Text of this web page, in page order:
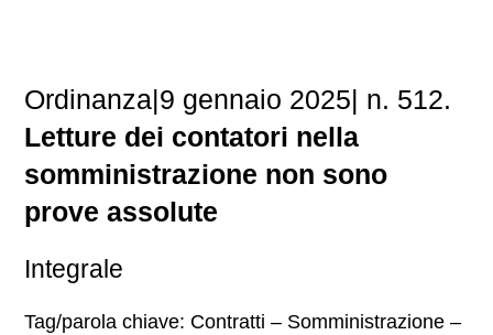
Ordinanza|9 gennaio 2025| n. 512.
Letture dei contatori nella
somministrazione non sono
prove assolute
Integrale
Tag/parola chiave: Contratti – Somministrazione –